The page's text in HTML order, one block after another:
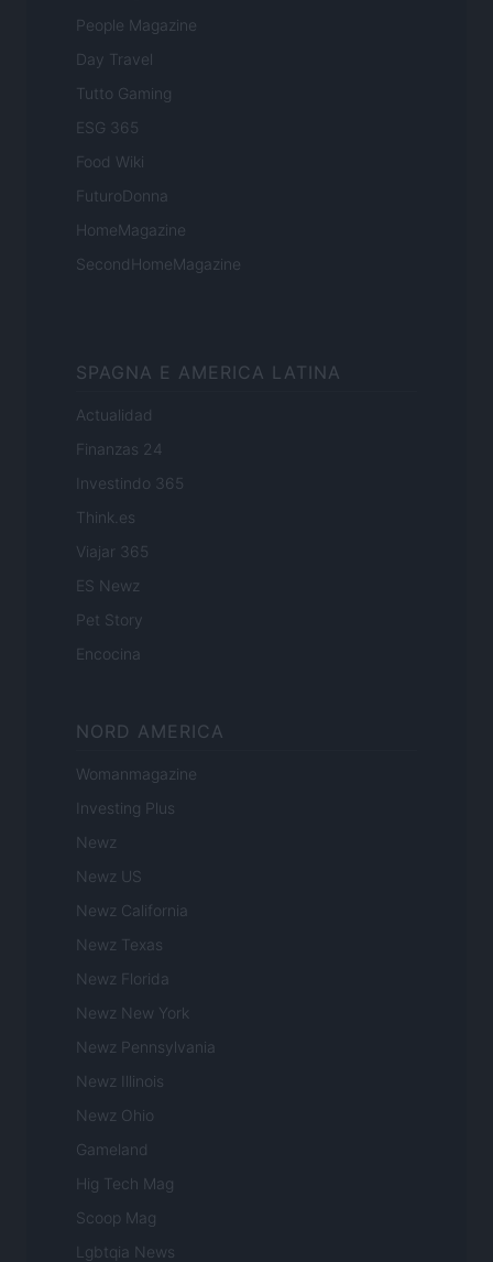
People Magazine
Day Travel
Tutto Gaming
ESG 365
Food Wiki
FuturoDonna
HomeMagazine
SecondHomeMagazine
SPAGNA E AMERICA LATINA
Actualidad
Finanzas 24
Investindo 365
Think.es
Viajar 365
ES Newz
Pet Story
Encocina
NORD AMERICA
Womanmagazine
Investing Plus
Newz
Newz US
Newz California
Newz Texas
Newz Florida
Newz New York
Newz Pennsylvania
Newz Illinois
Newz Ohio
Gameland
Hig Tech Mag
Scoop Mag
Lgbtqia News